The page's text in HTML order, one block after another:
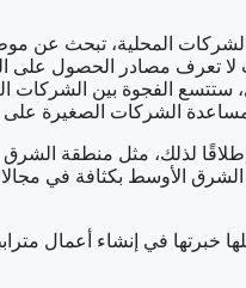
لا تزال الشركات الصغيرة والمتوسطة في
البدء في تطبيق مبادئ الحوكمة، و60% من
الفجوة بين الشركات
الشركات الصغيرة على
لذلك، مثل منطقة الشرق
واستراتيجية الإمارات للحياد المناخي
خبرتها في إنشاء أعمال